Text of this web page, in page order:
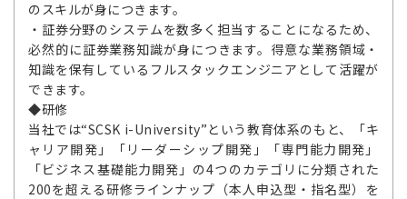
のスキルが身につきます。
・証券分野のシステムを数多く担当することになるため、
必然的に証券業務知識が身につきます。得意な業務領域・
知識を保有しているフルスタックエンジニアとして活躍が
できます。
◆研修
当社では“SCSK i-University”という教育体系のもと、「キ
ャリア開発」「リーダーシップ開発」「専門能力開発」
「ビジネス基礎能力開発」の4つのカテゴリに分類された
200を超える研修ラインナップ（本人申込型・指名型）を